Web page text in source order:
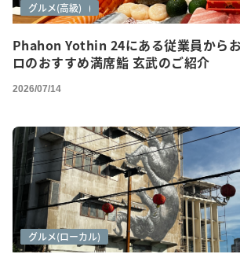
Phahon Yothin 24にある従業員から
ロのおすすめ満席鮨 玄武のご紹介
グルメ
グルメ(ご紹介)
グルメ(高級)
2026/07/14
アートシーン
グルメ
グルメ(ローカル)